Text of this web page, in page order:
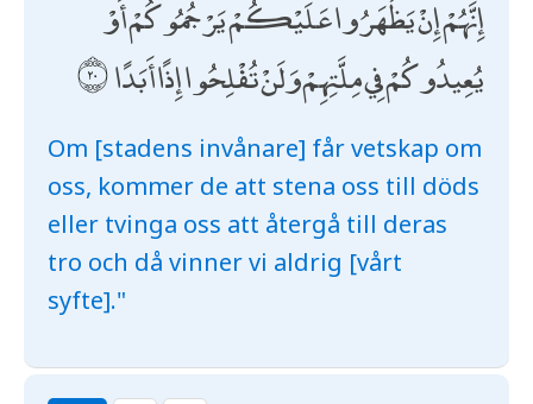
إِنَّهُمْ إِنْ يَظْهَرُوا عَلَيْكُمْ يَرْجُمُوكُمْ أَوْ
يُعِيدُوكُمْ فِي مِلَّتِهِمْ وَلَنْ تُفْلِحُوا إِذًا أَبَدًا
Om [stadens invånare] får vetskap om
oss, kommer de att stena oss till döds
eller tvinga oss att återgå till deras
tro och då vinner vi aldrig [vårt
syfte]."